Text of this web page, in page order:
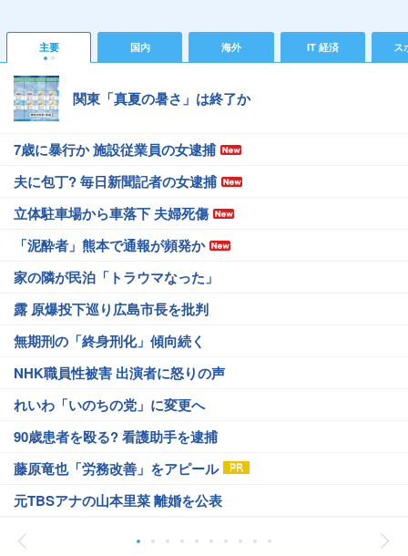
主要 国内 海外 IT 経済 ス
関東「真夏の暑さ」は終了か
7歳に暴行か 施設従業員の女逮捕
夫に包丁? 毎日新聞記者の女逮捕
立体駐車場から車落下 夫婦死傷
「泥酔者」熊本で通報が頻発か
家の隣が民泊「トラウマなった」
露 原爆投下巡り広島市長を批判
無期刑の「終身刑化」傾向続く
NHK職員性被害 出演者に怒りの声
れいわ「いのちの党」に変更へ
90歳患者を殴る? 看護助手を逮捕
藤原竜也「労務改善」をアピール
元TBSアナの山本里菜 離婚を公表